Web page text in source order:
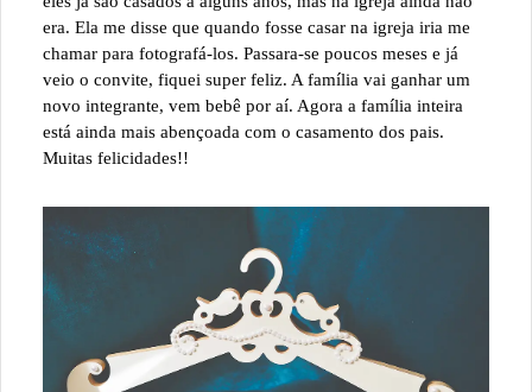
era. Ela me disse que quando fosse casar na igreja iria me
chamar para fotografá-los. Passara-se poucos meses e já
veio o convite, fiquei super feliz. A família vai ganhar um
novo integrante, vem bebê por aí. Agora a família inteira
está ainda mais abençoada com o casamento dos pais.
Muitas felicidades!!